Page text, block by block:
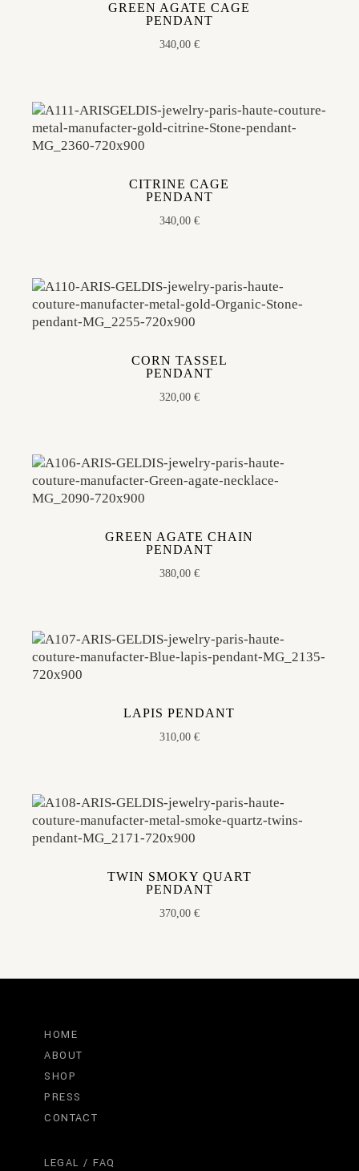
GREEN AGATE CAGE
PENDANT
340,00 €
CITRINE CAGE
PENDANT
340,00 €
CORN TASSEL
PENDANT
320,00 €
GREEN AGATE CHAIN
PENDANT
380,00 €
LAPIS PENDANT
310,00 €
TWIN SMOKY QUART
PENDANT
370,00 €
HOME
ABOUT
SHOP
PRESS
CONTACT
LEGAL / FAQ